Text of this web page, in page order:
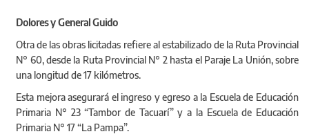
Dolores y General Guido
Otra de las obras licitadas refiere al estabilizado de la Ruta Provincial
N° 60, desde la Ruta Provincial N° 2 hasta el Paraje La Unión, sobre
una longitud de 17 kilómetros.
Esta mejora asegurará el ingreso y egreso a la Escuela de Educación
Primaria N° 23 “Tambor de Tacuarí” y a la Escuela de Educación
Primaria N° 17 “La Pampa”.